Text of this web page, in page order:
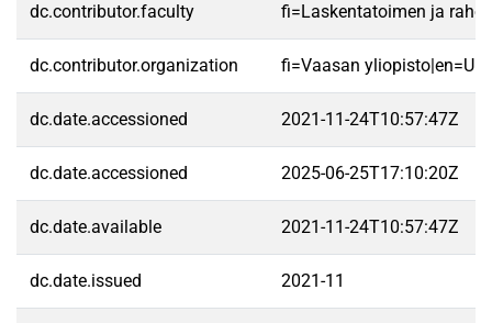
dc.contributor.faculty fi=Laskentatoimen ja
dc.contributor.organization fi=Vaasan
dc.date.accessioned 2021-11-24T10:57:47Z
dc.date.accessioned 2025-06-25T17:10:20Z
dc.date.available 2021-11-24T10:57:47Z
dc.date.issued 2021-11